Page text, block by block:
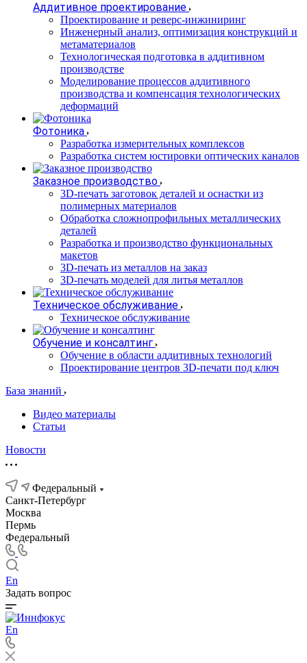
Аддитивное проектирование
Проектирование и реверс-инжиниринг
Инженерный анализ, оптимизация конструкций и
метаматериалов
Технологическая подготовка в аддитивном
производстве
Моделирование процессов аддитивного
производства и компенсация технологических
деформаций
Фотоника
Разработка измерительных комплексов
Разработка систем юстировки оптических каналов
Заказное производство
3D-печать заготовок деталей и оснастки из
полимерных материалов
Обработка сложнопрофильных металлических
деталей
Разработка и производство функциональных
макетов
3D-печать из металлов на заказ
3D-печать моделей для литья металлов
Техническое обслуживание
Техническое обслуживание
Обучение и консалтинг
Обучение в области аддитивных технологий
Проектирование центров 3D-печати под ключ
База знаний
Видео материалы
Статьи
Новости
Федеральный
Санкт-Петербург
Москва
Пермь
Федеральный
En
Задать вопрос
En